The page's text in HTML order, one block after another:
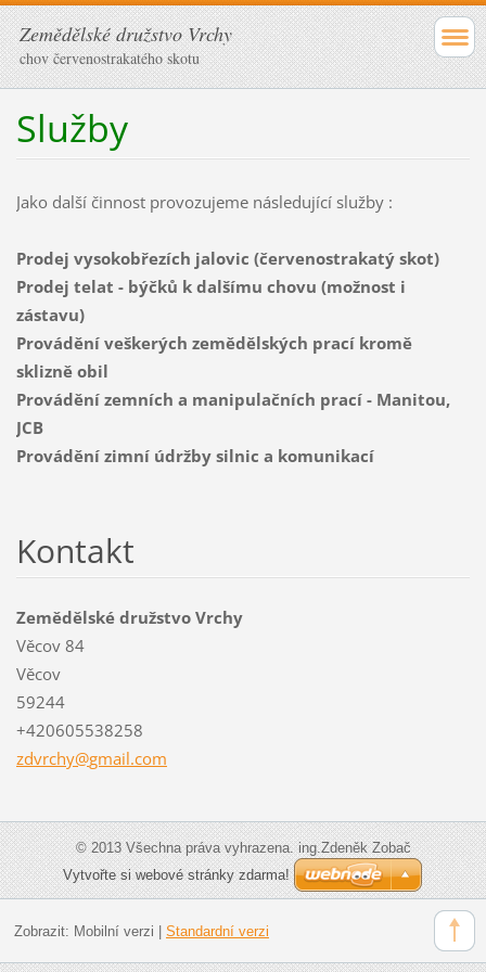
Zemědělské družstvo Vrchy
chov červenostrakatého skotu
Služby
Jako další činnost provozujeme následující služby :
Prodej vysokobřezích jalovic (červenostrakatý skot)
Prodej telat - býčků k dalšímu chovu (možnost i
zástavu)
Provádění veškerých zemědělských prací kromě
sklizně obil
Provádění zemních a manipulačních prací - Manitou,
JCB
Provádění zimní údržby silnic a komunikací
Kontakt
Zemědělské družstvo Vrchy
Věcov 84
Věcov
59244
+420605538258
zdvrchy@gmail.com
© 2013 Všechna práva vyhrazena. ing.Zdeněk Zobač
Vytvořte si webové stránky zdarma!
Zobrazit: Mobilní verzi Standardní verzi